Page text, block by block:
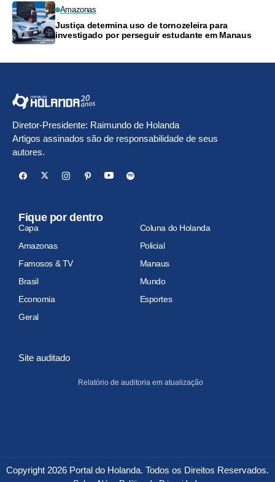
Amazonas
Justiça determina uso de tornozeleira para
investigado por perseguir estudante em Manaus
Diretor-Presidente: Raimundo de Holanda
Artigos assinados são de responsabilidade de seus
autores.
Fique por dentro
Capa
Coluna do Holanda
Amazonas
Policial
Famosos & TV
Manaus
Brasil
Mundo
Economia
Esportes
Geral
Site auditado
Relatório de auditoria em atualização
Copyright 2026 Portal do Holanda. Todos os Direitos Reservados.